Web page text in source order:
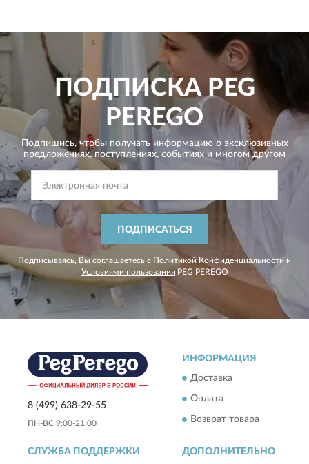
ПОДПИСКАPEG
PEREGO
Подпишись, чтобы получать информацию о эксклюзивных
предложениях,поступлениях, событиях и многом другом
ПОДПИСАТЬСЯ
Подписываясь, Вы соглашаетесь с Политикой Конфиденциальности и
Условиями пользованияPEG PEREGO
8 (499) 638-29-55
ПН-ВС 9:00-21:00
ИНФОРМАЦИЯ
Доставка
Оплата
Возврат товара
СЛУЖБА ПОДДЕРЖКИ ДОПОЛНИТЕЛЬНО